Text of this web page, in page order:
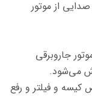
از موتور
جاروبرقی
می‌شود.
و فیلتر و رفع